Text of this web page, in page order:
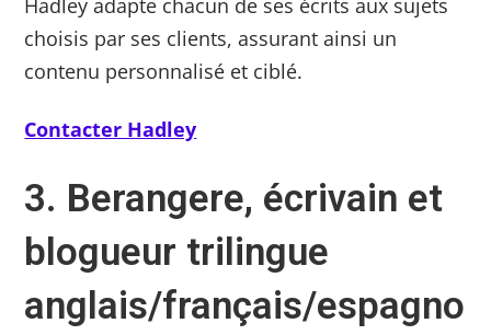
Hadley adapte chacun de ses écrits aux sujets
choisis par ses clients, assurant ainsi un
contenu personnalisé et ciblé.
Contacter Hadley
3. Berangere, écrivain et
blogueur trilingue
anglais/français/espagno